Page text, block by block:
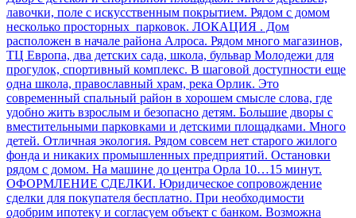
лавочки, поле с искусственным покрытием. Рядом с домом
несколько просторных парковок. ЛОКАЦИЯ . Дом
расположен в начале района Алроса. Рядом много магазинов,
ТЦ Европа, два детских сада, школа, бульвар Молодежи для
прогулок, спортивный комплекс. В шаговой доступности еще
одна школа, православный храм, река Орлик. Это
современный спальный район в хорошем смысле слова, где
удобно жить взрослым и безопасно детям. Большие дворы с
вместительными парковками и детскими площадками. Много
детей. Отличная экология. Рядом совсем нет старого жилого
фонда и никаких промышленных предприятий. Остановки
рядом с домом. На машине до центра Орла 10…15 минут.
ОФОРМЛЕНИЕ СДЕЛКИ. Юридическое сопровождение
сделки для покупателя бесплатно. При необходимости
одобрим ипотеку и согласуем объект с банком. Возможна